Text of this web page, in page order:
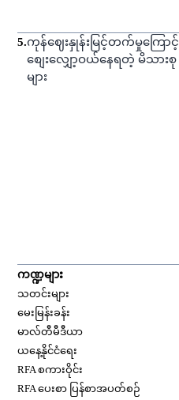
5.ကုန်ဈေးနှုန်းမြင့်တက်မှုကြောင့်
စျေးလျှော့ဝယ်နေရတဲ့ မိသားစု
များ
ကဏ္ဍများ
သတင်းများ
မေးမြန်းခန်း
မာလ်တီမီဒီယာ
ယနေ့နိုင်ငံရေး
RFA စကားဝိုင်း
RFA ပေးစာ ပြန်စာအပတ်စဉ်